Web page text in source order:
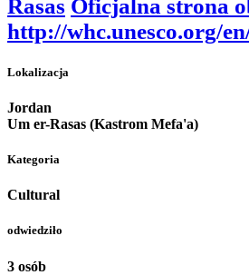
Rasas Oficjalna strona
http://whc.unesco.org/
Lokalizacja
Jordan
Um er-Rasas (Kastrom Mefa'a)
Kategoria
Cultural
odwiedziło
3 osób